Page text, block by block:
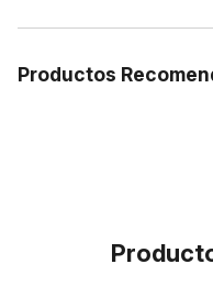
Productos